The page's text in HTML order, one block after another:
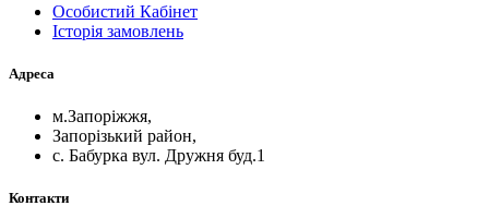
Особистий Кабінет
Історія замовлень
Адреса
м.Запоріжжя,
Запорізький район,
с. Бабурка вул. Дружня буд.1
Контакти